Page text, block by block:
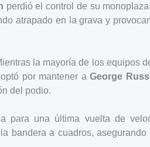
perdió el control de su
atrapado en la grava y
la mayoría de los equipos
por mantener a George
del podio.
para una última vuelta de
bandera a cuadros, asegurando